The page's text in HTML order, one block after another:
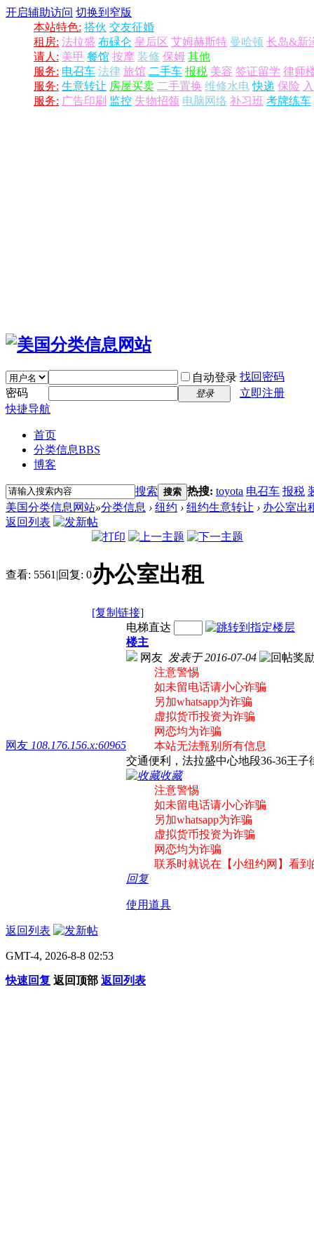
开启辅助访问 切换到窄版
本站特色: 搭伙 交友征婚
租房: 法拉盛 布碌仑 皇后区 艾姆赫斯特 曼哈顿 长岛&新
请人: 美甲 餐馆 按摩 装修 保姆 其他
服务: 电召车 法律 旅馆 二手车 报税 美容 签证留学 律师
服务: 生意转让 房屋买卖 二手置换 维修水电 快递 保险
服务: 广告印刷 监控 失物招领 电脑网络 补习班 考牌练车
自动登录 找回密码
密码
登录
立即注册
快捷导航
首页
分类信息BBS
博客
搜索 搜索 热搜: toyota 电召车 报税
美国分类信息网站»分类信息 › 纽约 › 纽约生意转让 › 办公室出
返回列表
查看: 5561 |回复: 0办公室出租
[复制链接]
网友 108.176.156.x:60965
电梯直达
楼主
网友 发表于 2016-07-04
注意警惕
如未留电话请小心诈骗
另加whatsapp为诈骗
虚拟货币投资为诈骗
网恋均为诈骗
本站无法甄别所有信息
交通便利，法拉盛中心地段36-36王子
收藏
注意警惕
如未留电话请小心诈骗
另加whatsapp为诈骗
虚拟货币投资为诈骗
网恋均为诈骗
联系时就说在【小纽约网】看到
回复
使用道具
返回列表
GMT-4, 2026-8-8 02:53
快速回复 返回顶部 返回列表